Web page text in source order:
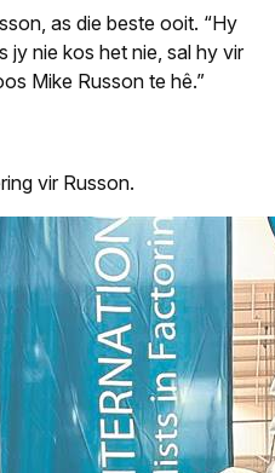
as die beste ooit. “Hy
jy nie kos het nie, sal hy vir
Mike Russon te hê.”
vir Russon.